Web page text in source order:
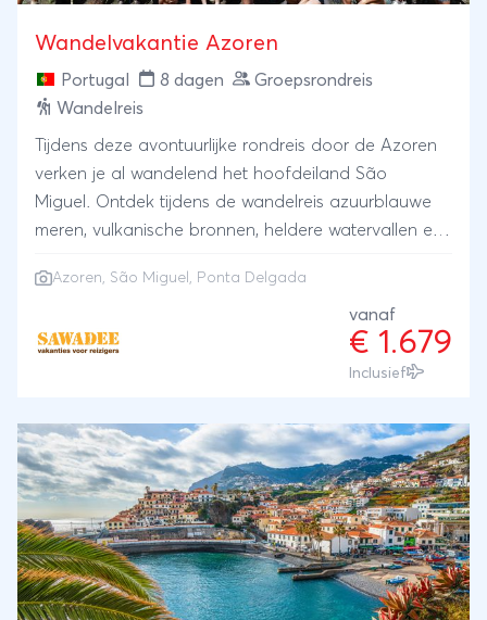
Wandelvakantie Azoren
Portugal 8 dagen
Groepsrondreis
Wandelreis
Tijdens deze avontuurlijke rondreis door de Azoren
verken je al wandelend het hoofdeiland São
Miguel. Ontdek tijdens de wandelreis azuurblauwe
meren, vulkanische bronnen, heldere watervallen en
beetje geluk zie je tijdens een optionele excursie
immense walvissen uit het water springen. Uiteraard
is er ook voldoende tijd om door de historische
binnenstad van Ponta Delgada te slenteren. Deze
landschap zul je niet snel vergeten!
Azoren, São Miguel, Ponta Delgada
vanaf
€ 1.679
Inclusief